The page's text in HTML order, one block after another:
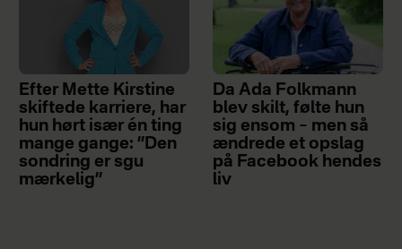
Efter Mette Kirstine
skiftede karriere, har
hun hørt især én ting
mange gange: ”Den
sondring er sgu
mærkelig”
Da Ada Folkmann
blev skilt, følte hun
sig ensom – men så
ændrede et opslag
på Facebook hendes
liv